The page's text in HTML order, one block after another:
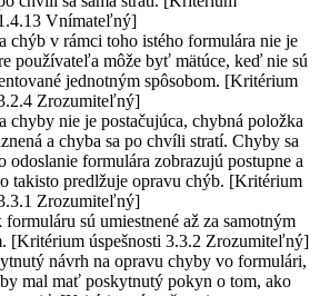
Vnímateľný]
chýb v rámci toho istého formulára nie je
používateľa môže byť mätúce, keď nie sú
jednotným spôsobom. [Kritérium
Zrozumiteľný]
chyby nie je postačujúca, chybná položka
a chyba sa po chvíli stratí. Chyby sa
odoslanie formulára zobrazujú postupne a
takisto predlžuje opravu chýb. [Kritérium
Zrozumiteľný]
sú umiestnené až za samotným
[Kritérium úspešnosti 3.3.2 Zrozumiteľný]
návrh na opravu chyby vo formulári,
mal mať poskytnutý pokyn o tom, ako